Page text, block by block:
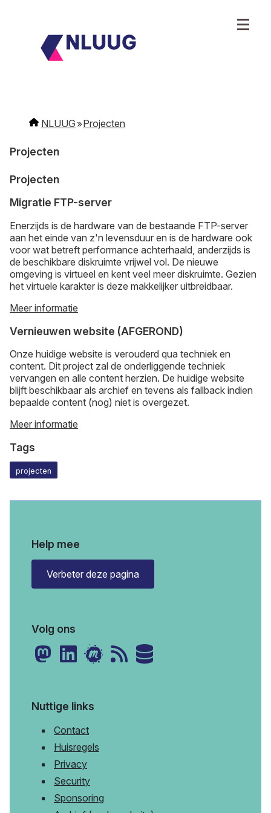
NLUUG Projecten
Projecten
Projecten
Migratie FTP-server
Enerzijds is de hardware van de bestaande FTP-server
aan het einde van z'n levensduur en is de hardware ook
voor wat betreft performance achterhaald, anderzijds is
de beschikbare diskruimte vrijwel vol. De nieuwe
omgeving is virtueel en kent veel meer diskruimte. Gezien
het virtuele karakter is deze makkelijker uitbreidbaar.
Meer informatie
Vernieuwen website (AFGEROND)
Onze huidige website is verouderd qua techniek en
content. Dit project zal de onderliggende techniek
vervangen en alle content herzien. De huidige website
blijft beschikbaar als archief en tevens als fallback indien
bepaalde content (nog) niet is overgezet.
Meer informatie
Tags
projecten
Help mee
Verbeter deze pagina
Volg ons
Nuttige links
Contact
Huisregels
Privacy
Security
Sponsoring